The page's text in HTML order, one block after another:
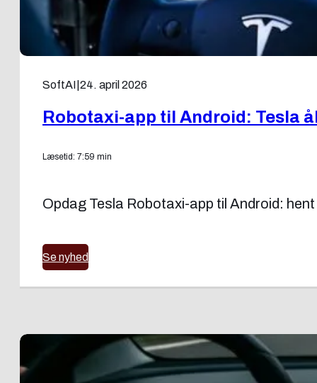
SoftAI 24. april 2026
Robotaxi-app til Android: Tesla
Læsetid: 7:59 min
Opdag Tesla Robotaxi-app til Android:
Se nyhed